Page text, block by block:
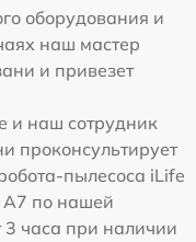
оборудования и
наш мастер
и привезет
и наш сотрудник
проконсультирует
пылесоса iLife
A7 по нашей
3 часа при наличии